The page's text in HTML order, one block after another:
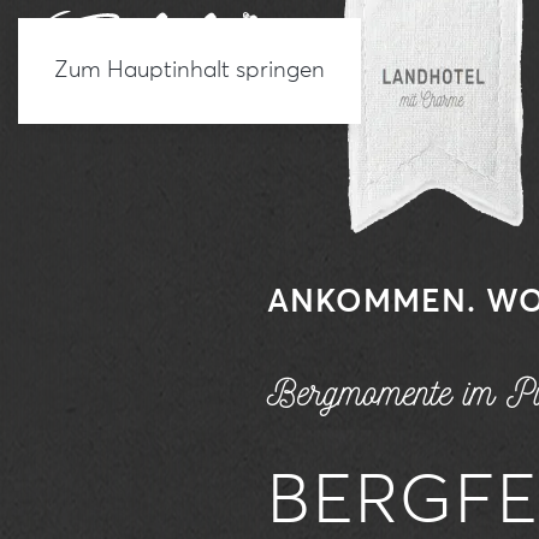
Zum Hauptinhalt springen
ANKOMMEN.
Bergmomente im